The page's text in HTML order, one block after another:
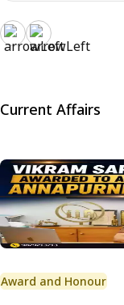
Current Affairs
Award and Honour